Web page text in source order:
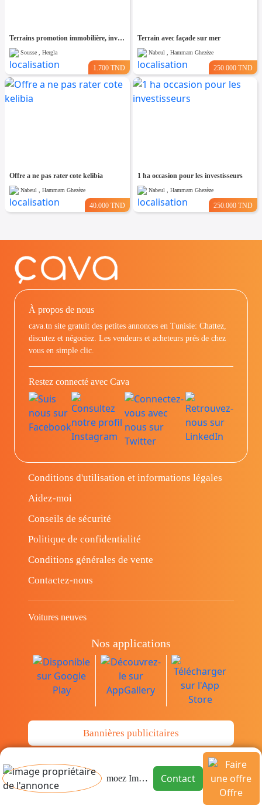
Terrains promotion immobilière, investisseurs
Sousse , Hergla
1.700 TND
Terrain avec façade sur mer
Nabeul , Hammam Ghezèze
250.000 TND
Offre a ne pas rater cote kelibia
Nabeul , Hammam Ghezèze
40.000 TND
1 ha occasion pour les investisseurs
Nabeul , Hammam Ghezèze
250.000 TND
moez Immo STH
Contact
Offre
À propos de nous
cava.tn site gratuit des petites annonces en Tunisie: Chattez,
discutez et négociez. Les vendeurs et acheteurs prés de chez
vous en simple clic.
Restez connecté avec Cava
Conditions d'utilisation et informations légales
Aidez-moi
Conseils de sécurité
Politique de confidentialité
Conditions générales de vente
Contactez-nous
Voitures neuves
Nos applications
Bannières publicitaires
© Copyright 2014-2026 Cava.tn Limited Tous
les droits sont réservés.